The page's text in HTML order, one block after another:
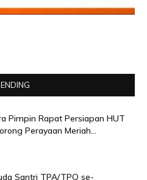
Pimpin Rapat Persiapan HUT
Perayaan Meriah...
Santri TPA/TPQ se-